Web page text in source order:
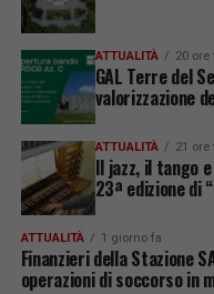
ATTUALITÀ 20 ore
GAL Terre del
valorizzazione
ATTUALITÀ 21 ore
Il jazz, il tango
23ª edizione di
ATTUALITÀ 1 giorno fa
Finanzieri della Stazione
operazioni di soccorso in